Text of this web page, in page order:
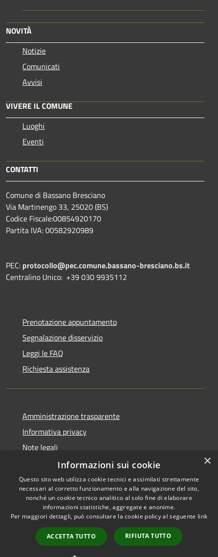
NOVITÀ
Notizie
Comunicati
Avvisi
VIVERE IL COMUNE
Luoghi
Eventi
CONTATTI
Comune di Bassano Bresciano
Via Martinengo 33, 25020 (BS)
Codice Fiscale:00854920170
Partita IVA: 00582920989
PEC: protocollo@pec.comune.bassano-bresciano.bs.it
Centralino Unico: +39 030 9935112
Prenotazione appuntamento
Segnalazione disservizio
Leggi le FAQ
Richiesta assistenza
Amministrazione trasparente
Informativa privacy
Note legali
Dichiarazione di accessibilità
RSS
Accessibilità
Copyright © 2026 • Comune di
byMunicipium
Accesso
redazione
×
Informazioni sui cookie
Questo sito web utilizza cookie tecnici e assimilati strettamente
necessari al corretto funzionamento e alla navigazione del sito,
nonché un cookie tecnico analitico al solo fine di elaborare
informazioni statistiche, aggregate e anonime.
Per maggiori dettagli, può consultare la cookie policy al seguente link
ACCETTA TUTTO RIFIUTA TUTTO